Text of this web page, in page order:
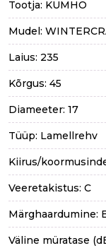
Tootja: KUMHO
Mudel:
Laius: 235
Kõrgus: 45
Diameeter: 17
Tüüp: Lamellrehv
Kiirus/
Veeretakistus: C
Märghaardumine:
Väline müratase